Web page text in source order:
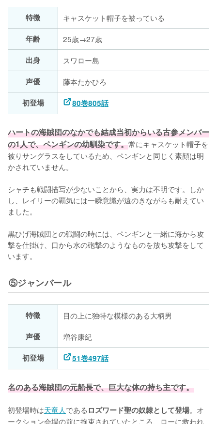
特徴
キャスケット帽子を被っている
年齢
25歳→27歳
出身
スワロー島
声優
藤本たかひろ
初登場
80巻805話
ハートの海賊団のなかでも結成当初からいる古参メンバー
の1人で、ペンギンの幼馴染です。常にキャスケット帽子を
被りサングラスをしているため、ペンギンと同じく素顔は明
かされていません。
シャチも戦闘描写が少ないことから、実力は不明です。しか
し、レイリーの覇気には一瞬意識が遠のきながらも耐えてい
ました。
黒ひげ海賊団との戦闘の時には、ペンギンと一緒に海から攻
撃を仕掛け、口から水の砲撃のようなものを放ち攻撃をして
います。
⑤ジャンバール
特徴
目の上に独特な模様のある大柄男
声優
増谷康紀
初登場
51巻497話
名のある海賊団の元船長で、巨大な体の持ち主です。
初登場時は天竜人であるロズワード聖の奴隷として登場。オ
ークション会場の前に拘束されていたところ、ローに救われ